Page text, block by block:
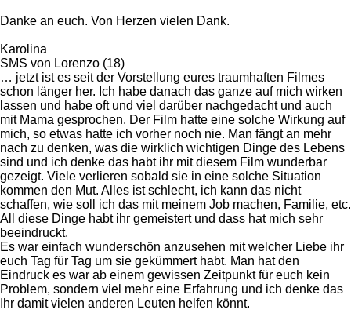
Danke an euch. Von Herzen vielen Dank.
Karolina
SMS von Lorenzo (18)
… jetzt ist es seit der Vorstellung eures traumhaften Filmes
schon länger her. Ich habe danach das ganze auf mich wirken
lassen und habe oft und viel darüber nachgedacht und auch
mit Mama gesprochen. Der Film hatte eine solche Wirkung auf
mich, so etwas hatte ich vorher noch nie. Man fängt an mehr
nach zu denken, was die wirklich wichtigen Dinge des Lebens
sind und ich denke das habt ihr mit diesem Film wunderbar
gezeigt. Viele verlieren sobald sie in eine solche Situation
kommen den Mut. Alles ist schlecht, ich kann das nicht
schaffen, wie soll ich das mit meinem Job machen, Familie, etc.
All diese Dinge habt ihr gemeistert und dass hat mich sehr
beeindruckt.
Es war einfach wunderschön anzusehen mit welcher Liebe ihr
euch Tag für Tag um sie gekümmert habt. Man hat den
Eindruck es war ab einem gewissen Zeitpunkt für euch kein
Problem, sondern viel mehr eine Erfahrung und ich denke das
Ihr damit vielen anderen Leuten helfen könnt.